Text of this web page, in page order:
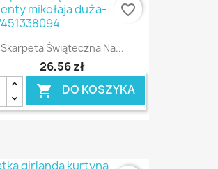
Skarpeta Świąteczna Na...
26,56 zł
 DO KOSZYKA
favorite_border